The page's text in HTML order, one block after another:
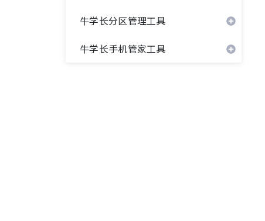
牛学长分区管理工具
牛学长手机管家工具